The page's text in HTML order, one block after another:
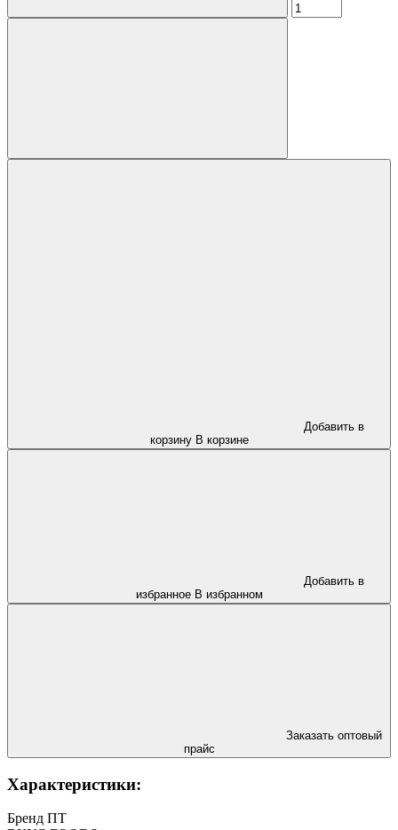
Добавить в
корзину В корзине
Добавить в
избранное В избранном
Заказать оптовый
прайс
Характеристики:
Бренд ПТ